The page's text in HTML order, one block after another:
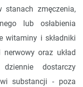
stanach zmęczenia,
lub osłabienia
witaminy i składniki
oraz układ
dostarczy
substancji - poza